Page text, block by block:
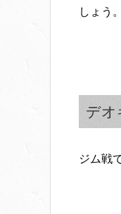
しょう。
デオ
ジム戦